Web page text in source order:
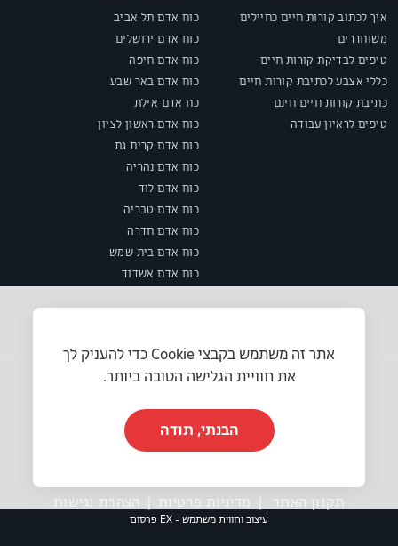
איך לכתוב קורות חיים כחיילים
משוחררים
טיפים לבדיקת קורות חיים
כללי אצבע לכתיבת קורות חיים
כתיבת קורות חיים חינם
טיפים לראיון עבודה
כוח אדם תל אביב
כוח אדם ירושלים
כוח אדם חיפה
כוח אדם באר שבע
כח אדם אילת
כוח אדם ראשון לציון
כוח אדם קרית גת
כוח אדם נהריה
כוח אדם לוד
כוח אדם טבריה
כוח אדם חדרה
כוח אדם בית שמש
כוח אדם אשדוד
תקנון האתר מדיניות פרטיות הצהרת נגישות
עיצוב וחווית משתמש - EX פרסום
אתר זה משתמש בקבצי Cookie כדי להעניק לך
את חוויית הגלישה הטובה ביותר.
הבנתי, תודה